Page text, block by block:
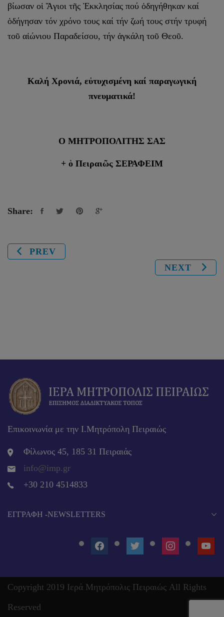
βίωσαν οἱ Ἅγιοι τῆς Ἐκκλησίας πού ὁδηγήθηκαν καί
ὁδήγησαν τόν χρόνο τους καί τήν ζωή τους στήν τρυφή
τοῦ αἰώνιου Παραδείσου, τήν ἀγκάλη τοῦ Θεοῦ.
Καλή Χρονιά, εὐτυχισμένη καί παραγωγική
πνευματικά!
Ο ΜΗΤΡΟΠΟΛΙΤΗΣ ΣΑΣ
+ ὁ Πειραιῶς ΣΕΡΑΦΕΙΜ
Share:
PREV
NEXT
Επικοινωνία με την Ι.Μητρόπολη Πειραιώς
Φίλωνος 45, 185 31 Πειραιάς
info@imp.gr
+30 210 4514833
EΓΓΡΑΦΉ -NEWSLETTERS
FACEBOOKTWITTER INSTAGRAM
Copyright 2019 Ιερά Μητρόπολις Πειραιώς All Rights
Reserved